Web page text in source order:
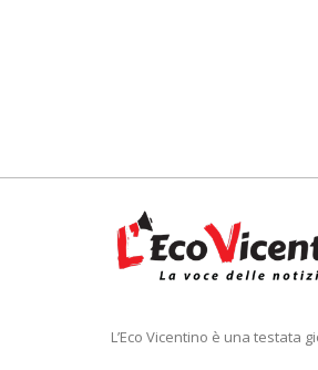
L’Eco Vicentino è una testata